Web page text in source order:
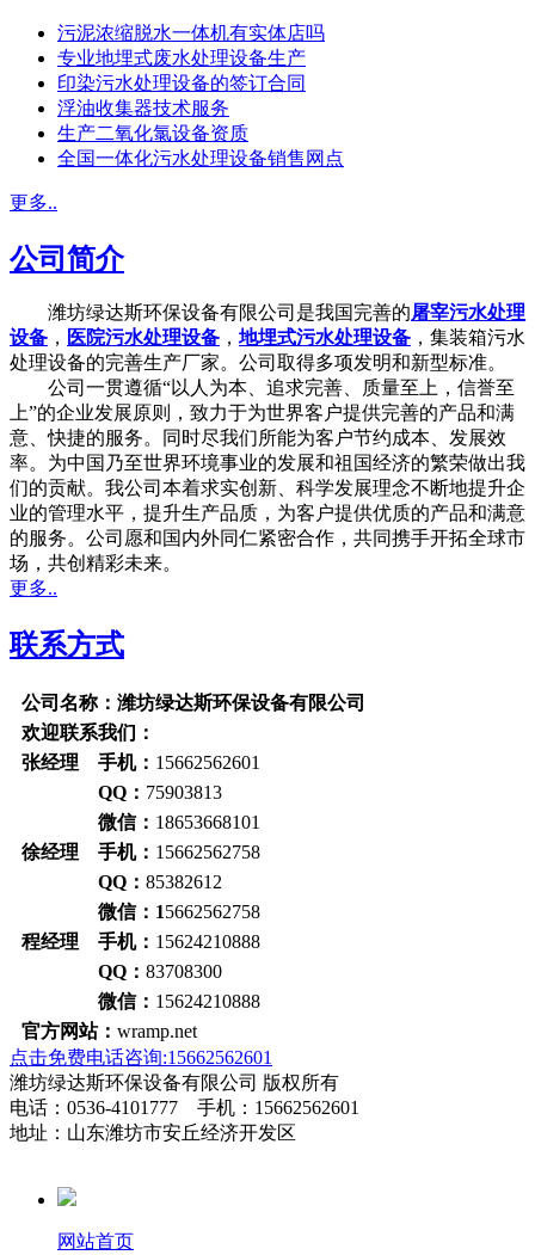
污泥浓缩脱水一体机有实体店吗
专业地埋式废水处理设备生产
印染污水处理设备的签订合同
浮油收集器技术服务
生产二氧化氯设备资质
全国一体化污水处理设备销售网点
更多..
公司简介
潍坊绿达斯环保设备有限公司是我国完善的屠宰污水处理
设备 ， 医院污水处理设备 ， 地埋式污水处理设备 ，集装箱污水
处理设备的完善生产厂家。公司取得多项发明和新型标准。
公司一贯遵循“以人为本、追求完善、质量至上，信誉至
上”的企业发展原则，致力于为世界客户提供完善的产品和满
意、快捷的服务。同时尽我们所能为客户节约成本、发展效
率。为中国乃至世界环境事业的发展和祖国经济的繁荣做出我
们的贡献。我公司本着求实创新、科学发展理念不断地提升企
业的管理水平，提升生产品质，为客户提供优质的产品和满意
的服务。公司愿和国内外同仁紧密合作，共同携手开拓全球市
场，共创精彩未来。
更多..
联系方式
公司名称：潍坊绿达斯环保设备有限公司
欢迎联系我们：
张经理 手机： 15662562601
QQ： 75903813
微信： 18653668101
徐经理 手机： 15662562758
QQ： 85382612
微信：15662562758
程经理 手机： 15624210888
QQ： 83708300
微信： 15624210888
官方网站： wramp.net
点击免费电话咨询:15662562601
潍坊绿达斯环保设备有限公司 版权所有
电话：0536-4101777 手机：15662562601
地址：山东潍坊市安丘经济开发区
网站首页